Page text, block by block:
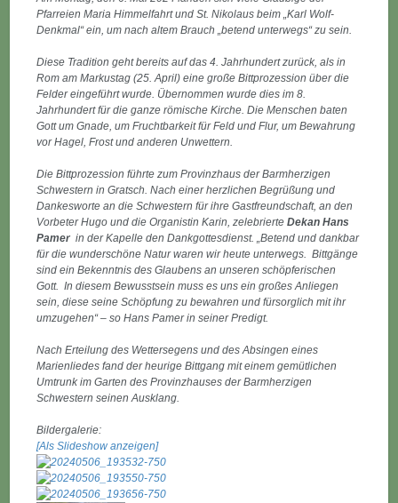
Pfarreien Maria Himmelfahrt und St. Nikolaus beim „Karl Wolf-
Denkmal“ ein, um nach altem Brauch „betend unterwegs“ zu sein.
Diese Tradition geht bereits auf das 4. Jahrhundert zurück, als in
Rom am Markustag (25. April) eine große Bittprozession über die
Felder eingeführt wurde. Übernommen wurde dies im 8.
Jahrhundert für die ganze römische Kirche. Die Menschen baten
Gott um Gnade, um Fruchtbarkeit für Feld und Flur, um Bewahrung
vor Hagel, Frost und anderen Unwettern.
Die Bittprozession führte zum Provinzhaus der Barmherzigen
Schwestern in Gratsch. Nach einer herzlichen Begrüßung und
Dankesworte an die Schwestern für ihre Gastfreundschaft, an den
Vorbeter Hugo und die Organistin Karin, zelebrierteDekan Hans
Pamer in der Kapelle den Dankgottesdienst. „Betend und dankbar
für die wunderschöne Natur waren wir heute unterwegs. Bittgänge
sind ein Bekenntnis des Glaubens an unseren schöpferischen
Gott. In diesem Bewusstsein muss es uns ein großes Anliegen
sein, diese seine Schöpfung zu bewahren und fürsorglich mit ihr
umzugehen“ – so Hans Pamer in seiner Predigt.
Nach Erteilung des Wettersegens und des Absingen eines
Marienliedes fand der heurige Bittgang mit einem gemütlichen
Umtrunk im Garten des Provinzhauses der Barmherzigen
Schwestern seinen Ausklang.
Bildergalerie:
[Als Slideshow anzeigen]